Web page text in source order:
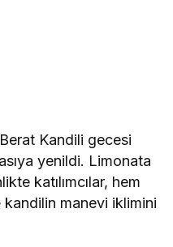
Kandili gecesi
yenildi. Limonata
katılımcılar, hem
manevi iklimini